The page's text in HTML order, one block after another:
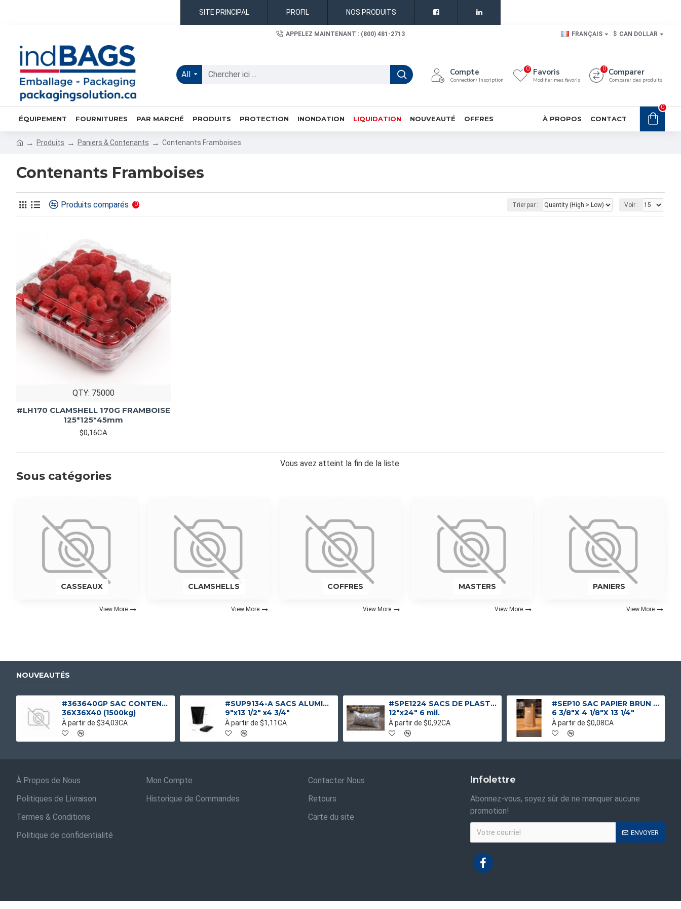
SITE PRINCIPAL PROFIL NOS PRODUITS
APPELEZ MAINTENANT : (800) 481-2713 FRANÇAIS $ CAN DOLLAR
All Compte
Connection/ Inscription
Favoris
Modifier mes favoris
0 Comparer
Comparer des produits
0
ÉQUIPEMENT FOURNITURES PAR MARCHÉ PRODUITS PROTECTION INONDATION LIQUIDATION NOUVEAUTÉ OFFRES À PROPOS CONTACT
0
Produits Paniers & Contenants Contenants Framboises
Contenants Framboises
Produits comparés 0 Trier par : Voir :
QTY: 75000
#LH170 CLAMSHELL 170G FRAMBOISE
125*125*45mm
$0,16CA
Vous avez atteint la fin de la liste.
Sous catégories
CASSEAUX
View More
CLAMSHELLS
View More
COFFRES
View More
MASTERS
View More
PANIERS
View More
NOUVEAUTÉS
#363640GP SAC CONTENEUR GOUL/PLAT UV UNIQUE
36X36X40 (1500kg)
À partir de $34,03CA
#SUP9134-A SACS ALUMINIUM NOIR MAT DEBOUT
9"x13 1/2" x4 3/4"
À partir de $1,11CA
#SPE1224 SACS DE PLASTIQUE ROBUSTE INDUSTRIELS
12"x24" 6 mil.
À partir de $0,92CA
#SEP10 SAC PAPIER BRUN 1 PLI NO 10 SANS POIGNEE
6 3/8"X 4 1/8"X 13 1/4"
À partir de $0,08CA
À Propos de Nous
Politiques de Livraison
Termes & Conditions
Politique de confidentialité
Mon Compte
Historique de Commandes
Contacter Nous
Retours
Carte du site
Infolettre
Abonnez-vous, soyez sûr de ne manquer aucune
promotion!
ENVOYER